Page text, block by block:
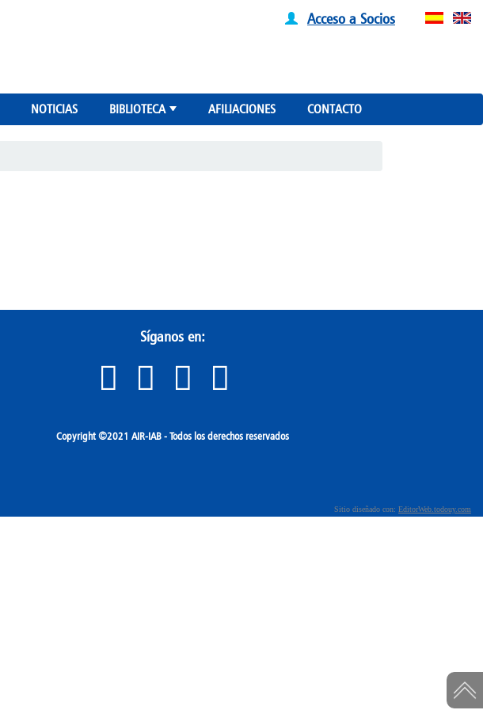
Acceso a Socios
NOTICIAS
+
BIBLIOTECA AFILIACIONES CONTACTO
Síganos en:
Copyright ©2021 AIR-IAB - Todos los derechos reservados
Sitio diseñado con: EditorWeb.todouy.com